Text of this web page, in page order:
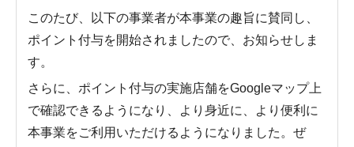
このたび、以下の事業者が本事業の趣旨に賛同し、
ポイント付与を開始されましたので、お知らせしま
す。
さらに、ポイント付与の実施店舗をGoogleマップ上
で確認できるようになり、より身近に、より便利に
本事業をご利用いただけるようになりました。ぜ